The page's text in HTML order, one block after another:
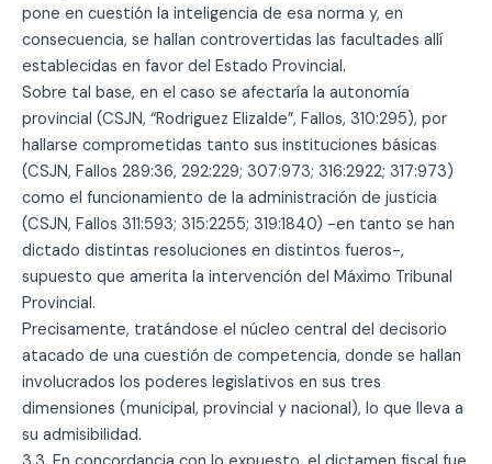
pone en cuestión la inteligencia de esa norma y, en
consecuencia, se hallan controvertidas las facultades allí
establecidas en favor del Estado Provincial.
Sobre tal base, en el caso se afectaría la autonomía
provincial (CSJN, “Rodriguez Elizalde”, Fallos, 310:295), por
hallarse comprometidas tanto sus instituciones básicas
(CSJN, Fallos 289:36, 292:229; 307:973; 316:2922; 317:973)
como el funcionamiento de la administración de justicia
(CSJN, Fallos 311:593; 315:2255; 319:1840) -en tanto se han
dictado distintas resoluciones en distintos fueros-,
supuesto que amerita la intervención del Máximo Tribunal
Provincial.
Precisamente, tratándose el núcleo central del decisorio
atacado de una cuestión de competencia, donde se hallan
involucrados los poderes legislativos en sus tres
dimensiones (municipal, provincial y nacional), lo que lleva a
su admisibilidad.